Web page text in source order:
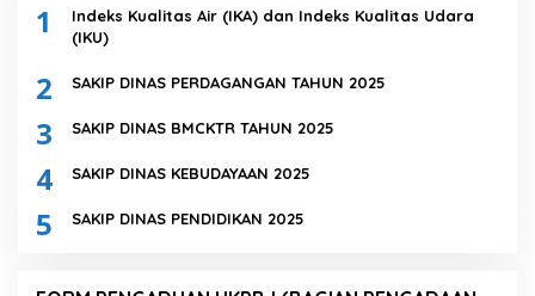
1
Indeks Kualitas Air (IKA) dan Indeks Kualitas Udara
(IKU)
2 SAKIP DINAS PERDAGANGAN TAHUN 2025
3 SAKIP DINAS BMCKTR TAHUN 2025
4 SAKIP DINAS KEBUDAYAAN 2025
5 SAKIP DINAS PENDIDIKAN 2025